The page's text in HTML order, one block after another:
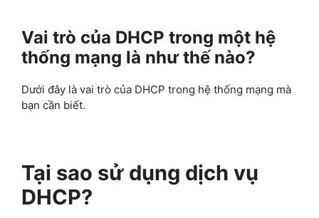
Vai trò của DHCP trong một hệ
thống mạng là như thế nào?
Dưới đây là vai trò của DHCP trong hệ thống mạng mà
bạn cần biết.
Tại sao sử dụng dịch vụ
DHCP?